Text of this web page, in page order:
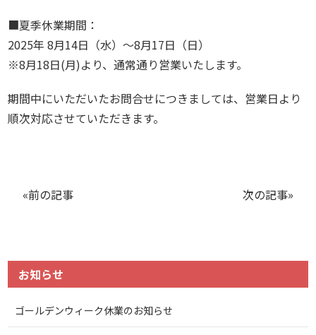
■夏季休業期間：
2025年 8月14日（水）～8月17日（日）
※8月18日(月)より、通常通り営業いたします。
期間中にいただいたお問合せにつきましては、営業日より
順次対応させていただきます。
«前の記事 次の記事»
お知らせ
ゴールデンウィーク休業のお知らせ